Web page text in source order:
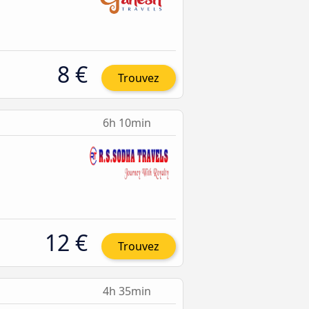
8 € Trouvez
6h 10min
12 € Trouvez
4h 35min